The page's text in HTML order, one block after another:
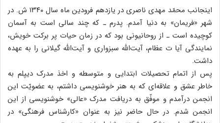
اینجانب محمّد مهدی ناصری در یازدهم فرودین ماه سال ۱۳۴۰ ش. در
شهر «فریمان» به دنیا آمدم. پدرم ـ که چند سالی است به آسمان
کوچیده است ـ از روحانیونی بود که در زمان حیات پر برکت خویش،
نمایندگی آیا ت عظام، آیت‌الله سبزواری و آیت‌الله گیلانی را به عهده
داشت.
پس از اتمام تحصیلات ابتدایی و متوسطه و اخذ مدرک دیپلم به
خاطر عشق و علاقه‌ای که به هنر خوشنویسی داشتم، به عضویّت این
انجمن درآمدم و موفّق به دریافت مدرک «عالی» خوشنویسی از این
انجمن شدم. در حال حاضر نیز به عنوان «کارشناس فرهنگی» در